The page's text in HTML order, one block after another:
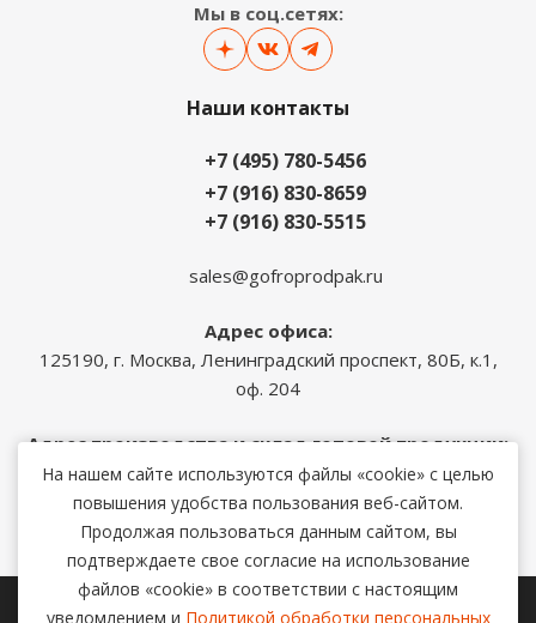
Мы в соц.сетях:
Наши контакты
+7 (495) 780-5456
+7 (916) 830-8659
+7 (916) 830-5515
sales@gofroprodpak.ru
Адрес офиса:
125190, г. Москва, Ленинградский проспект, 80Б, к.1,
оф. 204
Адрес производства и склад готовой продукции:
143573, Московская область, Истринский район, с. п.
Онуфриевское, д. Карасино, ул. Дружная д. 41
На нашем сайте используются файлы «cookie» с целью
повышения удобства пользования веб-сайтом.
Продолжая пользоваться данным сайтом, вы
подтверждаете свое согласие на использование
файлов «cookie» в соответствии с настоящим
уведомлением и Политикой обработки персональных